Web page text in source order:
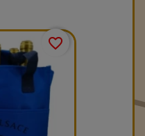
favorite_border